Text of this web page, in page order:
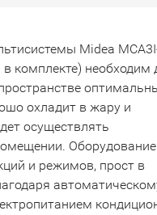
Midea
в комплекте) необходим
охладит в жару и
осуществлять
Оборудование
и режимов, прост в